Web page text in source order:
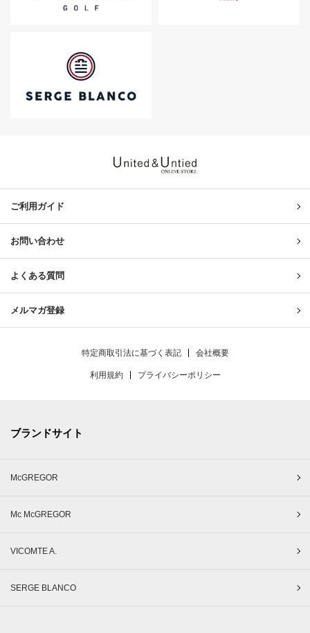
ご利用ガイド
お問い合わせ
よくある質問
メルマガ登録
特定商取引法に基づく表記 会社概要
利用規約 プライバシーポリシー
ブランドサイト
McGREGOR
Mc McGREGOR
VICOMTE A.
SERGE BLANCO